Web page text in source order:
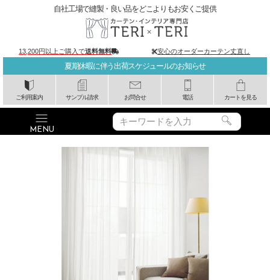
夏期休暇に伴う出荷スケジュールのお知らせ
ご利用案内 サンプル請求 お問合せ 電話 カートを見る
自社工場で縫製・良い品をどこよりもお安くご提供
13,200円以上ご購入で送料無料 安心のオーダーカーテン丈直し